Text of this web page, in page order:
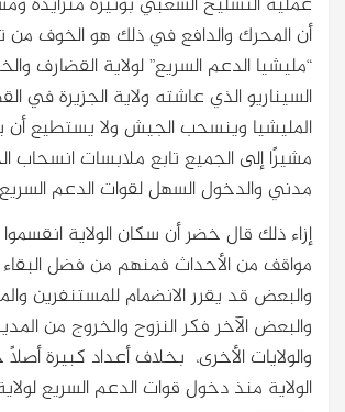
أن المحرك والدافع في ذلك هو الخوف
“مليشيا الدعم السريع” لولاية القضارف
السيناريو الذي عاشته ولاية الجزيرة في
المليشيا وينسحب الجيش ولا يستطيع
مشيرًا إلى الجميع تابع ملابسات
مدني والدخول السهل لقوات الدعم
إزاء ذلك قال خضر أن سكان الولاية
مواقف من الأحداث فمنهم من فضل
والبعض قد يقرر الانضمام للمستنفرين
والبعض الآخر فكر النزوح والخروج من
والولايات الأخرى، بخلاف أعداد كبيرة
الولاية منذ دخول قوات الدعم السريع